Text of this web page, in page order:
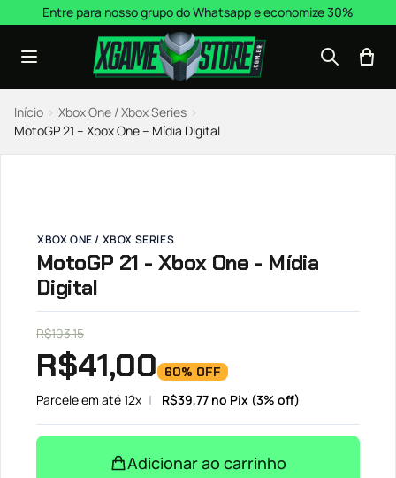
Pular para o conteúdo
Entre para nosso grupo do Whatsapp e economize 30%
Início › Xbox One / Xbox Series ›
MotoGP 21 – Xbox One – Mídia Digital
XBOX ONE / XBOX SERIES
MotoGP 21 - Xbox One - Mídia
Digital
R$103,15
R$41,00 60% OFF
Parcele em até 12x R$39,77 no Pix (3% off)
Adicionar ao carrinho